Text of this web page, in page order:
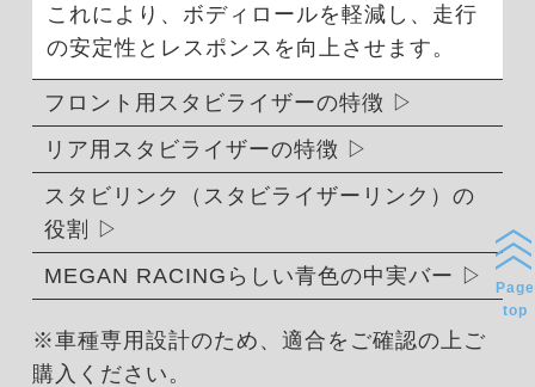
これにより、ボディロールを軽減し、走行
の安定性とレスポンスを向上させます。
フロント用スタビライザーの特徴
リア用スタビライザーの特徴
スタビリンク（スタビライザーリンク）の
役割
MEGAN RACINGらしい青色の中実バー
※車種専用設計のため、適合をご確認の上ご
購入ください。
Page
top